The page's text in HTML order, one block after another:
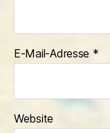
E-Mail-Adresse *
Website